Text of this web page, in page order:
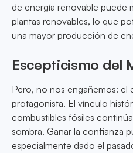
de energía renovable puede
plantas renovables, lo que
una mayor producción de
Escepticismo del
Pero, no nos engañemos: el
protagonista. El vínculo
combustibles fósiles
sombra. Ganar la confianza
especialmente dado el